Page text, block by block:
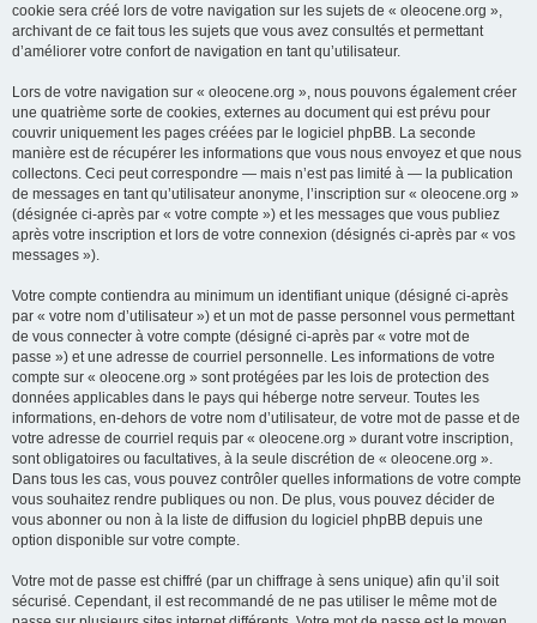
cookie sera créé lors de votre navigation sur les sujets de « oleocene.org »,
archivant de ce fait tous les sujets que vous avez consultés et permettant
d’améliorer votre confort de navigation en tant qu’utilisateur.
Lors de votre navigation sur « oleocene.org », nous pouvons également créer
une quatrième sorte de cookies, externes au document qui est prévu pour
couvrir uniquement les pages créées par le logiciel phpBB. La seconde
manière est de récupérer les informations que vous nous envoyez et que nous
collectons. Ceci peut correspondre — mais n’est pas limité à — la publication
de messages en tant qu’utilisateur anonyme, l’inscription sur « oleocene.org »
(désignée ci-après par « votre compte ») et les messages que vous publiez
après votre inscription et lors de votre connexion (désignés ci-après par « vos
messages »).
Votre compte contiendra au minimum un identifiant unique (désigné ci-après
par « votre nom d’utilisateur ») et un mot de passe personnel vous permettant
de vous connecter à votre compte (désigné ci-après par « votre mot de
passe ») et une adresse de courriel personnelle. Les informations de votre
compte sur « oleocene.org » sont protégées par les lois de protection des
données applicables dans le pays qui héberge notre serveur. Toutes les
informations, en-dehors de votre nom d’utilisateur, de votre mot de passe et de
votre adresse de courriel requis par « oleocene.org » durant votre inscription,
sont obligatoires ou facultatives, à la seule discrétion de « oleocene.org ».
Dans tous les cas, vous pouvez contrôler quelles informations de votre compte
vous souhaitez rendre publiques ou non. De plus, vous pouvez décider de
vous abonner ou non à la liste de diffusion du logiciel phpBB depuis une
option disponible sur votre compte.
Votre mot de passe est chiffré (par un chiffrage à sens unique) afin qu’il soit
sécurisé. Cependant, il est recommandé de ne pas utiliser le même mot de